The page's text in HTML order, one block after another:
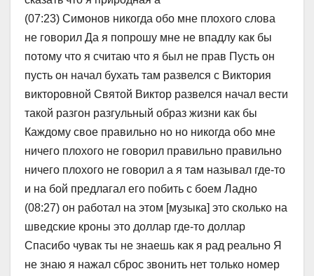
(07:23) Симонов никогда обо мне плохого слова
не говорил Да я попрошу мне не впадлу как бы
потому что я считаю что я был не прав Пусть он
пусть он начал бухать там развелся с Виктория
викторовной Святой Виктор развелся начал вести
такой разгон разгульный образ жизни как бы
Каждому свое правильно но но никогда обо мне
ничего плохого не говорил правильно правильно
ничего плохого не говорил а я там называл где-то
и на бой предлагал его побить с боем Ладно
(08:27) он работал на этом [музыка] это сколько на
шведские кроны это доллар где-то доллар
Спасибо чувак ты не знаешь как я рад реально Я
не знаю я нажал сброс звонить нет только номер